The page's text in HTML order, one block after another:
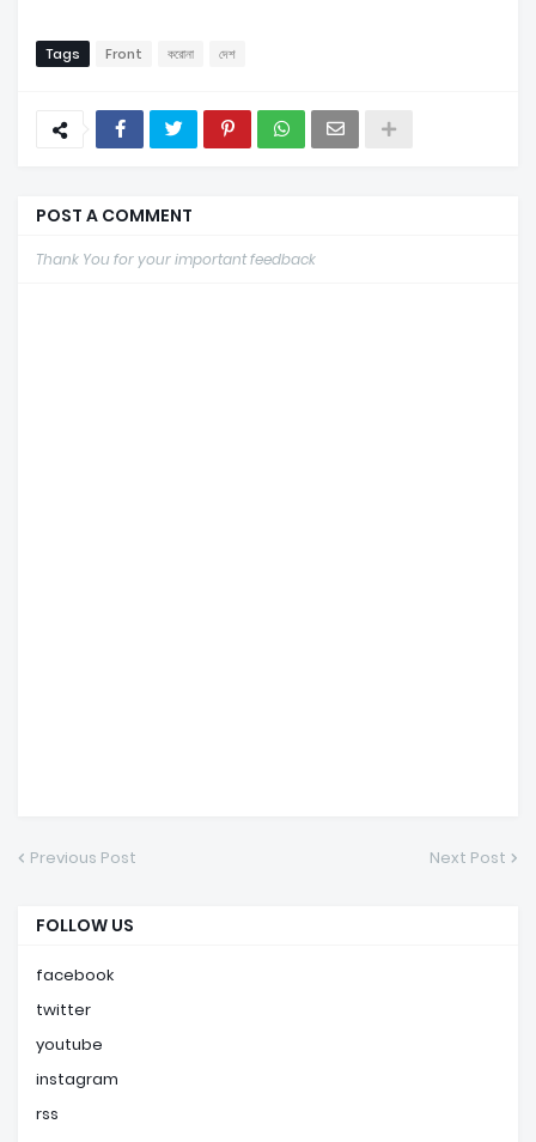
Tags Front করোনা দেশ
POST A COMMENT
Thank You for your important feedback
Previous Post Next Post
FOLLOW US
facebook
twitter
youtube
instagram
rss